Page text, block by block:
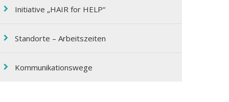
Initiative „HAIR for HELP“
Standorte – Arbeitszeiten
Kommunikationswege